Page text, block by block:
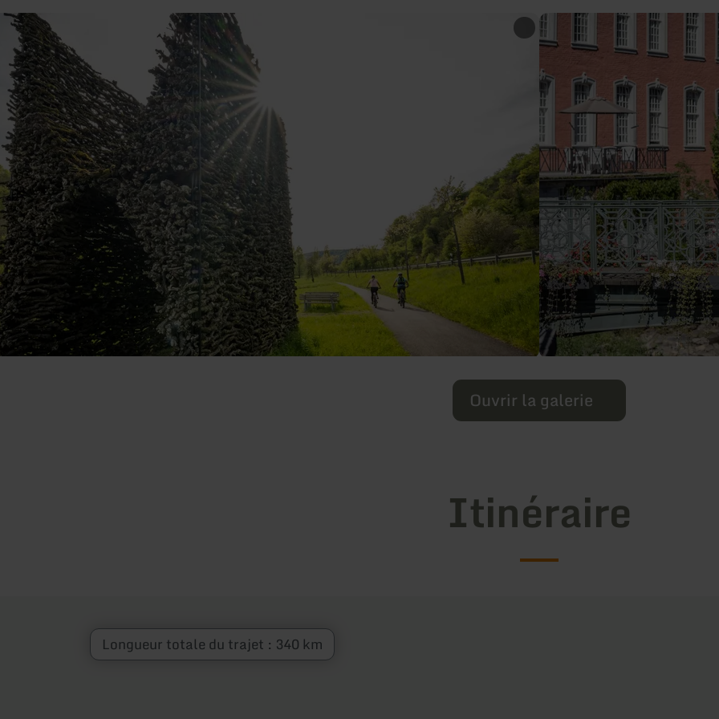
Ouvrir la galerie
Itinéraire
Longueur totale du trajet : 340 km